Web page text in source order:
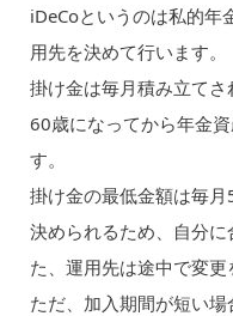
iDeCoというのは私的年
用先を決めて行います。
掛け金は毎月積み立てさ
60歳になってから年金
す。
掛け金の最低金額は毎
決められるため、自分
た、運用先は途中で変更
ただ、加入期間が短い